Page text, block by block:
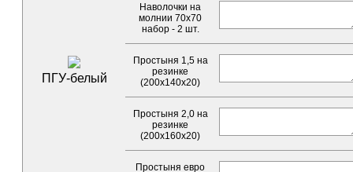
ПГУ-белый
Наволочки на
молнии 70х70
набор - 2 шт.
Простыня 1,5 на
резинке
(200х140х20)
Простыня 2,0 на
резинке
(200х160х20)
Простыня евро